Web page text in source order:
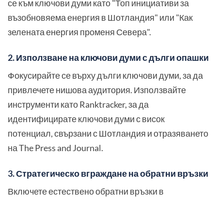
се към ключови думи като "Топ инициативи за
възобновяема енергия в Шотландия" или "Как
зелената енергия променя Севера".
2. Използване на ключови думи с дълги опашки
Фокусирайте се върху дълги ключови думи, за да
привлечете нишова аудитория. Използвайте
инструменти като Ranktracker, за да
идентифицирате ключови думи с висок
потенциал, свързани с Шотландия и отразяването
на The Press and Journal.
3. Стратегическо вграждане на обратни връзки
Включете естествено обратни връзки в